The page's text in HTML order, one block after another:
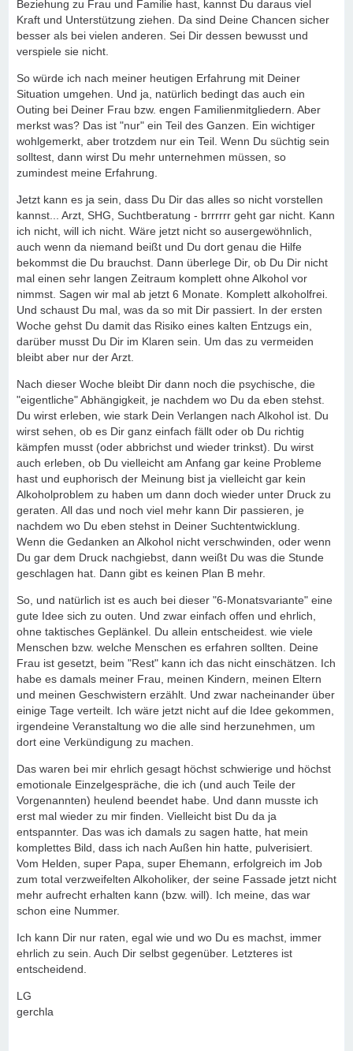
Beziehung zu Frau und Familie hast, kannst Du daraus viel
Kraft und Unterstützung ziehen. Da sind Deine Chancen sicher
besser als bei vielen anderen. Sei Dir dessen bewusst und
verspiele sie nicht.
So würde ich nach meiner heutigen Erfahrung mit Deiner
Situation umgehen. Und ja, natürlich bedingt das auch ein
Outing bei Deiner Frau bzw. engen Familienmitgliedern. Aber
merkst was? Das ist "nur" ein Teil des Ganzen. Ein wichtiger
wohlgemerkt, aber trotzdem nur ein Teil. Wenn Du süchtig sein
solltest, dann wirst Du mehr unternehmen müssen, so
zumindest meine Erfahrung.
Jetzt kann es ja sein, dass Du Dir das alles so nicht vorstellen
kannst... Arzt, SHG, Suchtberatung - brrrrrr geht gar nicht. Kann
ich nicht, will ich nicht. Wäre jetzt nicht so ausergewöhnlich,
auch wenn da niemand beißt und Du dort genau die Hilfe
bekommst die Du brauchst. Dann überlege Dir, ob Du Dir nicht
mal einen sehr langen Zeitraum komplett ohne Alkohol vor
nimmst. Sagen wir mal ab jetzt 6 Monate. Komplett alkoholfrei.
Und schaust Du mal, was da so mit Dir passiert. In der ersten
Woche gehst Du damit das Risiko eines kalten Entzugs ein,
darüber musst Du Dir im Klaren sein. Um das zu vermeiden
bleibt aber nur der Arzt.
Nach dieser Woche bleibt Dir dann noch die psychische, die
"eigentliche" Abhängigkeit, je nachdem wo Du da eben stehst.
Du wirst erleben, wie stark Dein Verlangen nach Alkohol ist. Du
wirst sehen, ob es Dir ganz einfach fällt oder ob Du richtig
kämpfen musst (oder abbrichst und wieder trinkst). Du wirst
auch erleben, ob Du vielleicht am Anfang gar keine Probleme
hast und euphorisch der Meinung bist ja vielleicht gar kein
Alkoholproblem zu haben um dann doch wieder unter Druck zu
geraten. All das und noch viel mehr kann Dir passieren, je
nachdem wo Du eben stehst in Deiner Suchtentwicklung.
Wenn die Gedanken an Alkohol nicht verschwinden, oder wenn
Du gar dem Druck nachgiebst, dann weißt Du was die Stunde
geschlagen hat. Dann gibt es keinen Plan B mehr.
So, und natürlich ist es auch bei dieser "6-Monatsvariante" eine
gute Idee sich zu outen. Und zwar einfach offen und ehrlich,
ohne taktisches Geplänkel. Du allein entscheidest. wie viele
Menschen bzw. welche Menschen es erfahren sollten. Deine
Frau ist gesetzt, beim "Rest" kann ich das nicht einschätzen. Ich
habe es damals meiner Frau, meinen Kindern, meinen Eltern
und meinen Geschwistern erzählt. Und zwar nacheinander über
einige Tage verteilt. Ich wäre jetzt nicht auf die Idee gekommen,
irgendeine Veranstaltung wo die alle sind herzunehmen, um
dort eine Verkündigung zu machen.
Das waren bei mir ehrlich gesagt höchst schwierige und höchst
emotionale Einzelgespräche, die ich (und auch Teile der
Vorgenannten) heulend beendet habe. Und dann musste ich
erst mal wieder zu mir finden. Vielleicht bist Du da ja
entspannter. Das was ich damals zu sagen hatte, hat mein
komplettes Bild, dass ich nach Außen hin hatte, pulverisiert.
Vom Helden, super Papa, super Ehemann, erfolgreich im Job
zum total verzweifelten Alkoholiker, der seine Fassade jetzt nicht
mehr aufrecht erhalten kann (bzw. will). Ich meine, das war
schon eine Nummer.
Ich kann Dir nur raten, egal wie und wo Du es machst, immer
ehrlich zu sein. Auch Dir selbst gegenüber. Letzteres ist
entscheidend.
LG
gerchla